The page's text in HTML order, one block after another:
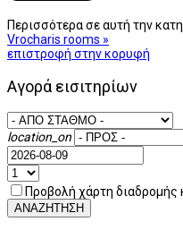
Περισσότερα σε αυτή την
Vrocharis rooms »
επιστροφή στην κορυφή
Αγορά εισιτηρίων
location_on
Προβολή χάρτη
ΑΝΑΖΗΤΗΣΗ